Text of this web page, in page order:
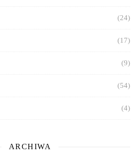
(24)
(17)
(9)
(54)
(4)
ARCHIWA